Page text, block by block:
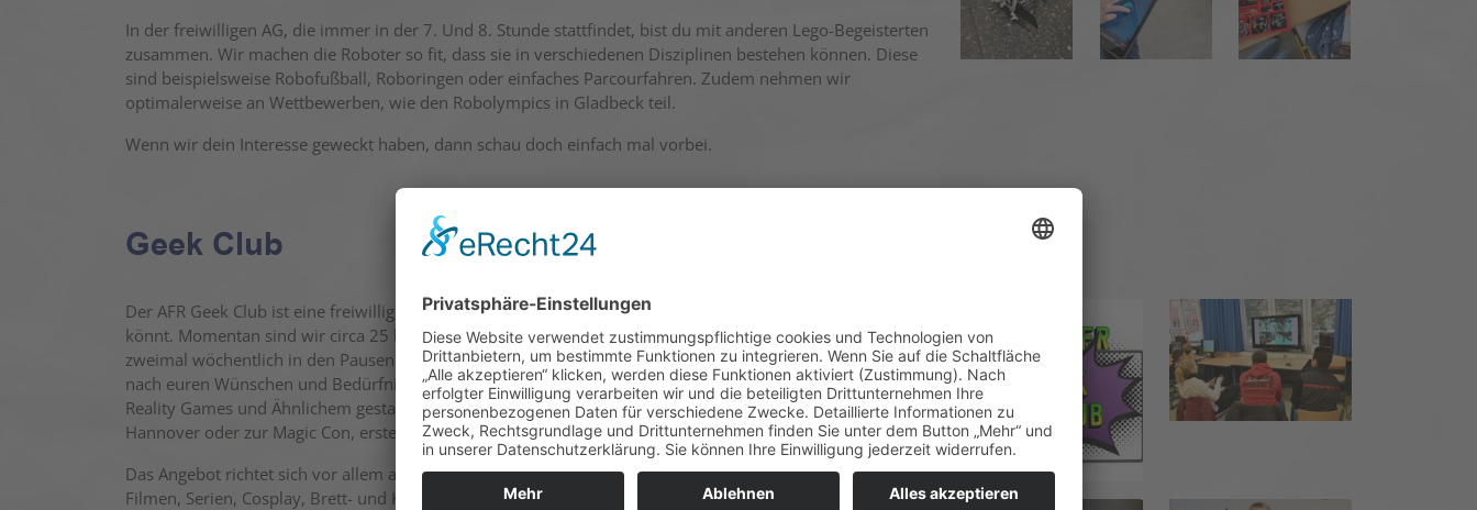
In der freiwilligen AG, die immer in der 7. Und 8. Stunde stattfindet, bist du mit anderen Lego-Begeisterten
zusammen. Wir machen die Roboter so fit, dass sie in verschiedenen Disziplinen bestehen können. Diese
sind beispielsweise Robofußball, Roboringen oder einfaches Parcourfahren. Zudem nehmen wir
optimalerweise an Wettbewerben, wie den Robolympics in Gladbeck teil.
Wenn wir dein Interesse geweckt haben, dann schau doch einfach mal vorbei.
Geek Club
Der AFR Geek Club ist eine freiwillige Arbeitsgemeinschaft, an dem ihr ab der 8. Jahrgangsstufe teilnehmen
könnt. Momentan sind wir circa 25 bis 30 Leute, die regelmäßig zu den Treffen kommen. Sie finden
zweimal wöchentlich in den Pausen als auch einmal monatlich am Nachmittag statt. Wir richten uns ganz
nach euren Wünschen und Bedürfnissen. Durch das Mitbringen von Spielekonsolen, Brettspielen, Virtual
Reality Games und Ähnlichem gestaltet ihr die AG selbst. Wir unternehmen Exkursionen zur Comic Con in
Hannover oder zur Magic Con, erstellen Podcasts und nehmen an interessanten Workshops teil.
Das Angebot richtet sich vor allem an Schülerinnen und Schüler, die Interesse an Comics und Manga,
Filmen, Serien, Cosplay, Brett- und Kartenspielen, Computerspielen und ähnlichem haben. Auch Zeichner